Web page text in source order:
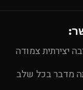
יצירתית צמודה
מדבר בכל שלב